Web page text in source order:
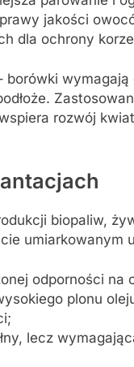
jakości
dla ochrony
borówki
rozwój
biopaliw,
umiarkowanym
odporności na
plonu
lecz